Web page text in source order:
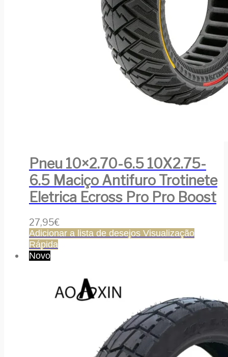
Pneu 10×2.70-6.5 10X2.75-
6.5 Maciço Antifuro Trotinete
Eletrica Ecross Pro Pro Boost
27,95€
Adicionar a lista de desejos Visualização
Rápida
Novo